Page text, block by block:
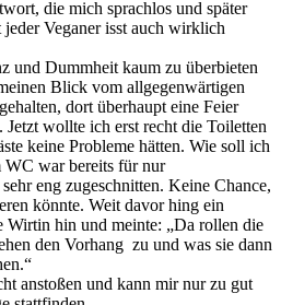
die mich sprachlos und später
Veganer isst auch wirklich
und Dummheit kaum zu überbieten
Blick vom allgegenwärtigen
dort überhaupt eine Feier
wollte ich erst recht die Toiletten
keine Probleme hätten. Wie soll ich
WC war bereits für nur
eng zugeschnitten. Keine Chance,
könnte. Weit davor hing ein
Wirtin hin und meinte: „Da rollen die
den Vorhang zu und was sie dann
anstoßen und kann mir nur zu gut